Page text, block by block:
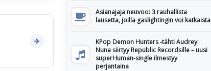
Asianajaja neuvoo: 3 rauhallista
lausetta, joilla gaslightingin voi katkaista
KPop Demon Hunters -tähti Audrey
Nuna siirtyy Republic Recordsille – uusi
superHuman-single ilmestyy
perjantaina